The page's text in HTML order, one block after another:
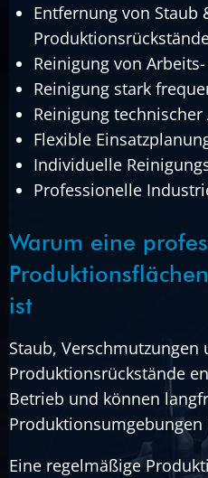
Entfernung von Staub
Reinigung von
Reinigung stark
Reinigung
Flexible
Individuelle
Professionelle
Warum eine
ist
Staub, Verschmutzungen
Produktionsrückstände
Betrieb und können
Produktionsumgebungen
Eine regelmäßige